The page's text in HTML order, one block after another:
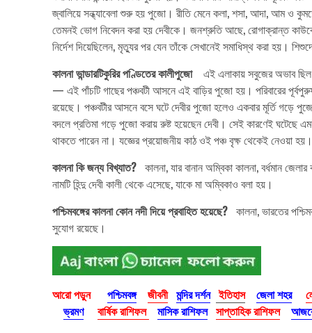
জ্বালিয়ে সন্ধ্যাবেলা শুরু হয় পুজো। রীতি মেনে কলা, শসা, আদা, আম ও
তেমনই ভোগ নিবেদন করা হয় দেবীকে। জনশ্রুতি আছে, রোগাক্রান্ত কাউকে
নির্দেশ দিয়েছিলেন, মৃত্যুর পর যেন তাঁকে সেখানেই সমাধিস্থ করা
কালনা ভান্ডারটিকুরির পণ্ডিতের কালীপুজোএই এলাকায় সবুজের অভাব ছিল।
— এই পাঁচটি গাছের পঞ্চবটী আসনে এই বাড়ির পুজো হয়। পরিবারের
রয়েছে। পঞ্চবটীর আসনে বসে ঘটে দেবীর পুজো হলেও একবার মূর্তি গড়ে
বদলে প্রতিমা গড়ে পুজো করায় রুষ্ট হয়েছেন দেবী। সেই কারণেই
থাকতে পারেন না। যজ্ঞের প্রয়োজনীয় কাঠ ওই পঞ্চ বৃক্ষ থেকেই নেওয়া
কালনা কি জন্য বিখ্যাত? কালনা, যার বানান অম্বিকা কালনা, বর্ধমান
নামটি হিন্দু দেবী কালী থেকে এসেছে, যাকে মা অম্বিকাও বলা হয়।
পশ্চিমবঙ্গের কালনা কোন নদী দিয়ে প্রবাহিত হয়েছে? কালনা, ভারতের
সুযোগ রয়েছে।
আরো পড়ুন পশ্চিমবঙ্গ জীবনী মন্দির দর্শন ইতিহাস জেলা শহর
ভ্রমণ
বার্ষিক রাশিফল মাসিক রাশিফল সাপ্তাহিক রাশিফল